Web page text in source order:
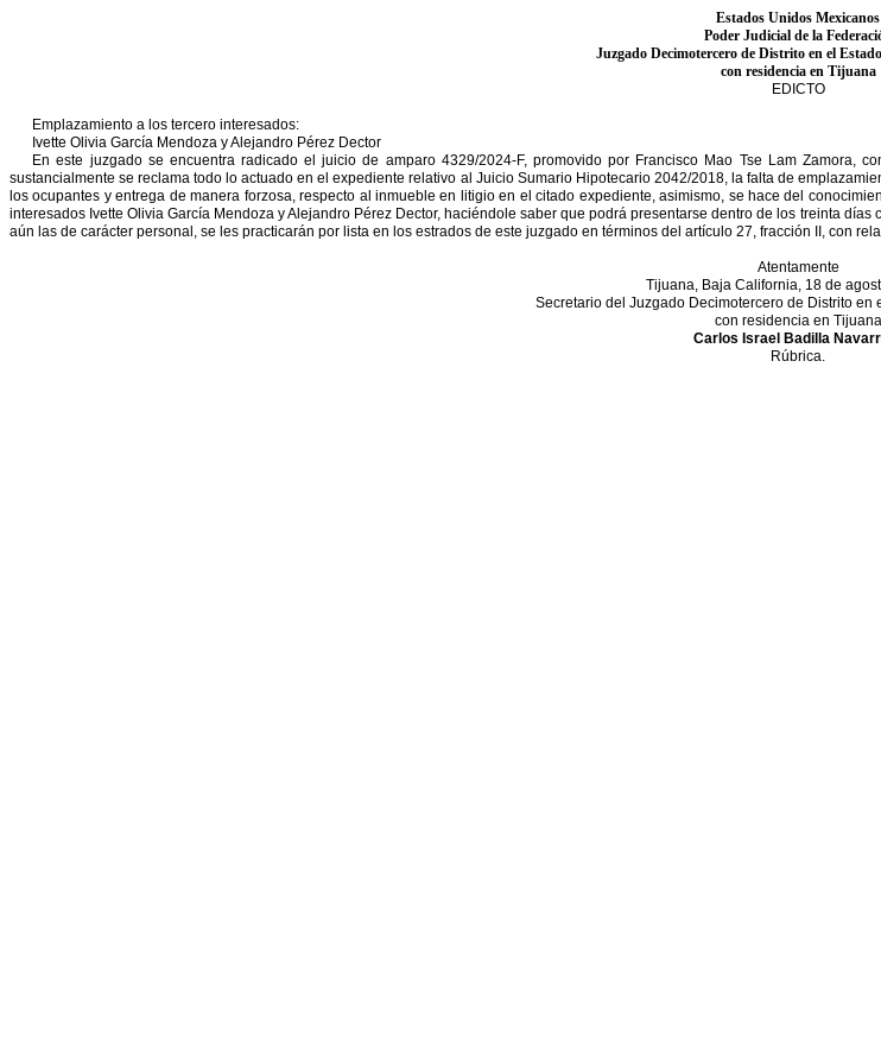
Estados Unidos Mexicanos
Poder Judicial de la
Juzgado Decimotercero de Distrito en el
con residencia en Tijuana
EDICTO
Emplazamiento a los tercero interesados:
Ivette Olivia García Mendoza y Alejandro Pérez Dector
En este juzgado se encuentra radicado el juicio de amparo 4329/2024-F, promovido por Francisco Mao Tse Lam Zamora,
sustancialmente se reclama todo lo actuado en el expediente relativo al Juicio Sumario Hipotecario 2042/2018, la falta de
los ocupantes y entrega de manera forzosa, respecto al inmueble en litigio en el citado expediente, asimismo, se hace del
interesados Ivette Olivia García Mendoza y Alejandro Pérez Dector, haciéndole saber que podrá presentarse dentro de los treinta días
aún las de carácter personal, se les practicarán por lista en los estrados de este juzgado en términos del artículo 27, fracción II, con
Atentamente
Tijuana, Baja California, 18 de
Secretario del Juzgado Decimotercero de Distrito en
con residencia en Tijuana
Carlos Israel Badilla
Rúbrica.